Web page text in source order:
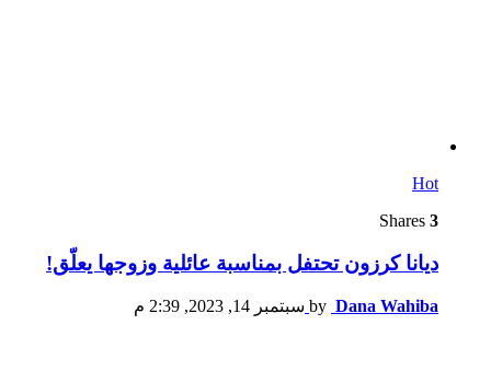
Hot
3
ديانا كرزون تحتفل بمناسبة عائلية وزوجها يعلّق!
by Dana Wahiba سبتمبر 14, 2023, 2:39 م